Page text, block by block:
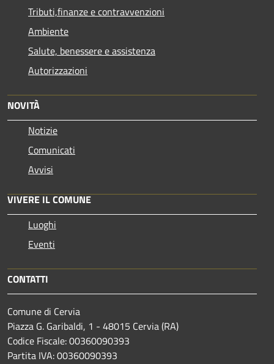
Tributi,finanze e contravvenzioni
Ambiente
Salute, benessere e assistenza
Autorizzazioni
NOVITÀ
Notizie
Comunicati
Avvisi
VIVERE IL COMUNE
Luoghi
Eventi
CONTATTI
Comune di Cervia
Piazza G. Garibaldi, 1 - 48015 Cervia (RA)
Codice Fiscale: 00360090393
Partita IVA: 00360090393